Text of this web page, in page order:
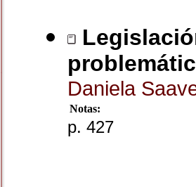
Daniela
Notas:
p. 427